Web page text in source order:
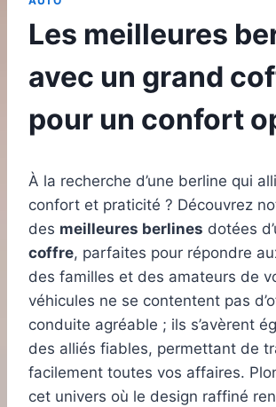
Les meilleures
avec un grand
pour un confort
À la recherche d’une berline qui
confort et praticité ? Découvrez
des meilleures berlines dotées
coffre, parfaites pour répondre
des familles et des amateurs de
véhicules ne se contentent pas
conduite agréable ; ils s’avèrent
des alliés fiables, permettant de
facilement toutes vos affaires.
cet univers où le design raffiné